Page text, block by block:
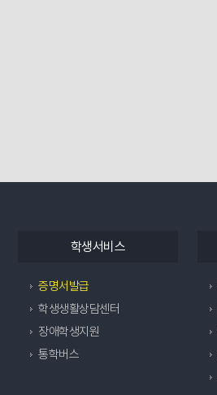
학생서비스
증명서발급
학생생활상담센터
장애학생지원
통학버스